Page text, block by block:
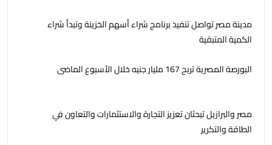
مدينة مصر تواصل تنفيذ برنامج شراء أسهم الخزينة وتبدأ شراء
الكمية المتبقية
البورصة المصرية تربح 167 مليار جنيه خلال الأسبوع الماضى
مصر والبرازيل تبحثان تعزيز التجارة والاستثمارات والتعاون في
الطاقة والتكرير